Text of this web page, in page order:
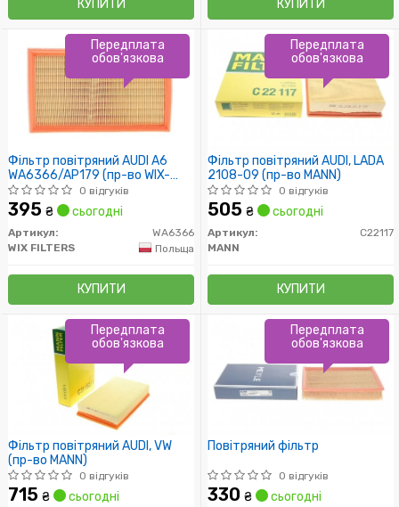
КУПИТИ КУПИТИ
Фільтр повітряний AUDI A6
WA6366/AP179 (пр-во WIX-
Filtron UA)
0 відгуків
395 ₴ сьогодні
Артикул:
WA6366
WIX FILTERS
Польща
КУПИТИ
Передплата
обов'язкова
Фільтр повітряний AUDI, LADA
2108-09 (пр-во MANN)
0 відгуків
505 ₴ сьогодні
Артикул:
C22117
MANN
КУПИТИ
Передплата
обов'язкова
Фільтр повітряний AUDI, VW
(пр-во MANN)
0 відгуків
715 ₴ сьогодні
Передплата
обов'язкова
Повітряний фільтр
0 відгуків
330 ₴ сьогодні
Передплата
обов'язкова